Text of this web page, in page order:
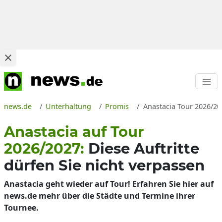
news.de Unterhaltung Promis Anastacia Tour 2026/
Anastacia auf Tour
2026/2027: Diese Auftritte
dürfen Sie nicht verpassen
Anastacia geht wieder auf Tour! Erfahren Sie hier auf
news.de mehr über die Städte und Termine ihrer
Tournee.